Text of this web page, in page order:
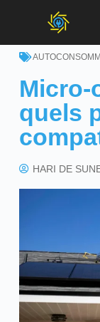
Micro-
quels
HARI DE